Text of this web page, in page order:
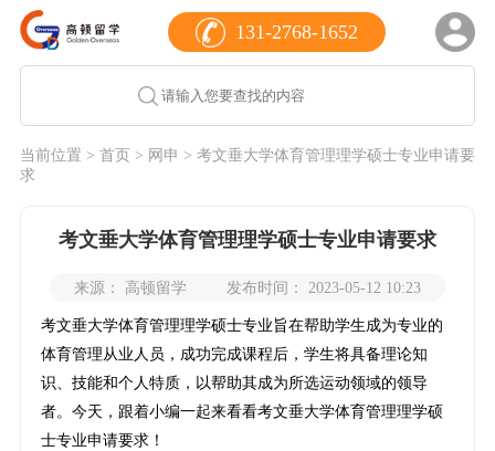
131-2768-1652
当前位置 > 首页 > 网申 > 考文垂大学体育管理理学硕士专业申请要
求
考文垂大学体育管理理学硕士专业申请要求
来源： 高顿留学 发布时间： 2023-05-12 10:23
考文垂大学体育管理理学硕士专业旨在帮助学生成为专业的
体育管理从业人员，成功完成课程后，学生将具备理论知
识、技能和个人特质，以帮助其成为所选运动领域的领导
者。今天，跟着小编一起来看看考文垂大学体育管理理学硕
士专业申请要求！